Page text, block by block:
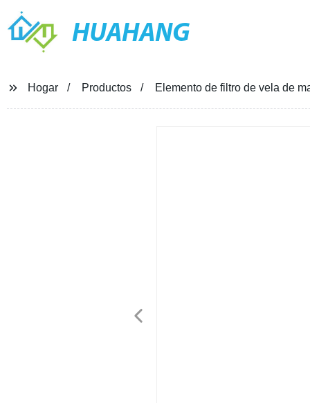
HUAHANG
Hogar Productos Elemento de filtro de vela de